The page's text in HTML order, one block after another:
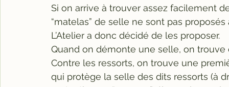
Si on arrive à trouver assez facilement
“matelas” de selle ne sont pas proposés
L’Atelier a donc décidé de les proposer.
Quand on démonte une selle, on trouve
Contre les ressorts, on trouve une
qui protège la selle des dits ressorts (à